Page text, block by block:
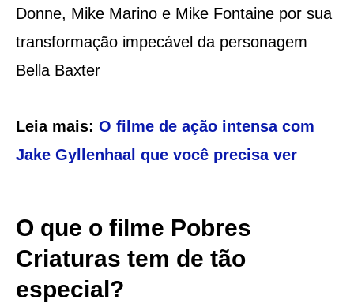
Donne, Mike Marino e Mike Fontaine por sua
transformação impecável da personagem
Bella Baxter
Leia mais: O filme de ação intensa com
Jake Gyllenhaal que você precisa ver
O que o filme Pobres
Criaturas tem de tão
especial?